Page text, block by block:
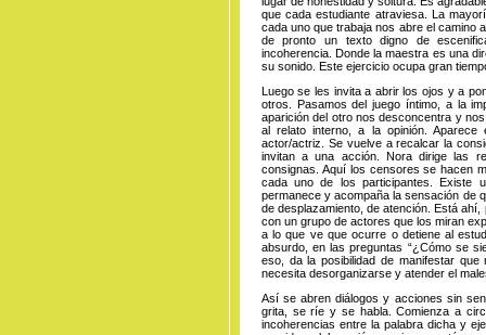
que cada estudiante atraviesa. La
cada uno que trabaja nos abre el camino
de pronto un texto digno de
incoherencia. Donde la maestra es una
su sonido. Este ejercicio ocupa gran
Luego se les invita a abrir los ojos y a
otros. Pasamos del juego íntimo, a la
aparición del otro nos desconcentra y
al relato interno, a la opinión. Aparece
actor/actriz. Se vuelve a recalcar la
invitan a una acción. Nora dirige las
consignas. Aquí los censores se hacen
cada uno de los participantes. Existe
permanece y acompaña la sensación de
de desplazamiento, de atención. Está
con un grupo de actores que los miran
a lo que ve que ocurre o detiene al
absurdo, en las preguntas “¿Cómo se
eso, da la posibilidad de manifestar
necesita desorganizarse y atender el
Así se abren diálogos y acciones sin
grita, se ríe y se habla. Comienza a
incoherencias entre la palabra dicha y